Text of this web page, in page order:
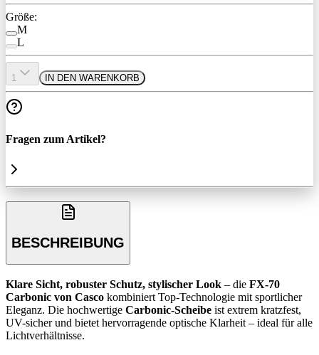
Größe:
M
L
1 IN DEN WARENKORB
Fragen zum Artikel?
BESCHREIBUNG
Klare Sicht, robuster Schutz, stylischer Look – die FX-70
Carbonic von Casco kombiniert Top-Technologie mit sportlicher
Eleganz. Die hochwertige Carbonic-Scheibe ist extrem kratzfest,
UV-sicher und bietet hervorragende optische Klarheit – ideal für alle
Lichtverhältnisse.